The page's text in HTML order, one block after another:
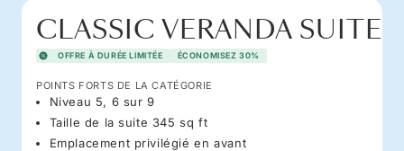
CLASSIC VERANDA SUITE
OFFRE À DURÉE LIMITÉE ÉCONOMISEZ 30%
POINTS FORTS DE LA CATÉGORIE
Niveau 5, 6 sur 9
Taille de la suite 345 sq ft
Emplacement privilégié en avant